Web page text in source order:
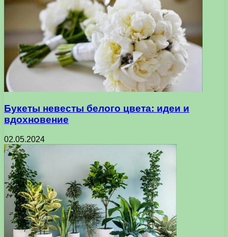
Букеты невесты белого цвета: идеи и
вдохновение
02.05.2024